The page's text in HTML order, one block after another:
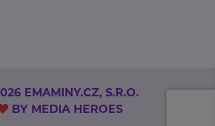
EMAMINY.CZ, S.R.O.
BY MEDIA HEROES